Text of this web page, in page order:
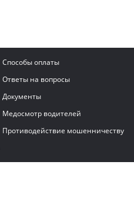
Способы оплаты
Ответы на вопросы
Документы
Медосмотр водителей
Противодействие мошенничеству